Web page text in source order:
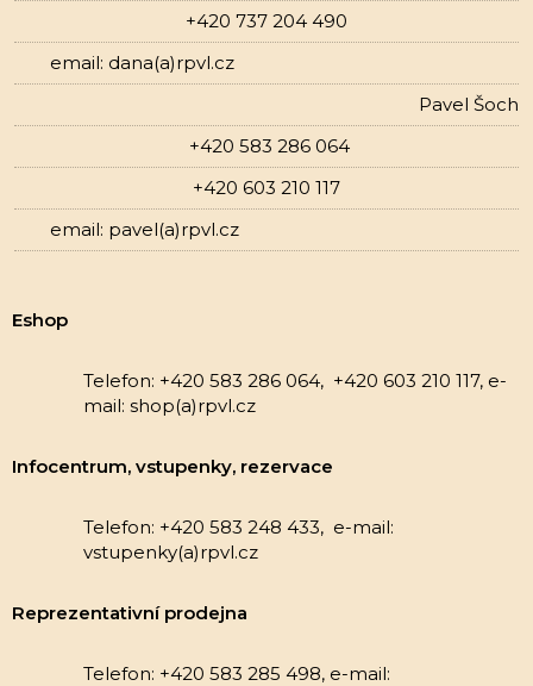
+420 737 204 490
email: dana(a)rpvl.cz
Pavel Šoch
+420 583 286 064
+420 603 210 117
email: pavel(a)rpvl.cz
Eshop
Telefon: +420 583 286 064, +420 603 210 117, e-
mail: shop(a)rpvl.cz
Infocentrum, vstupenky, rezervace
Telefon: +420 583 248 433, e-mail:
vstupenky(a)rpvl.cz
Reprezentativní prodejna
Telefon: +420 583 285 498, e-mail: